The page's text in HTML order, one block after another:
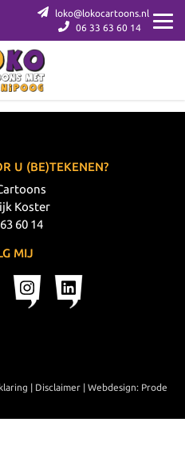
loko@lokocartoons.nl
06 33 63 60 14
U (BE)TEKENEN?
Koster
60 14
MIJ
| Disclaimer| Webdesign: Prode